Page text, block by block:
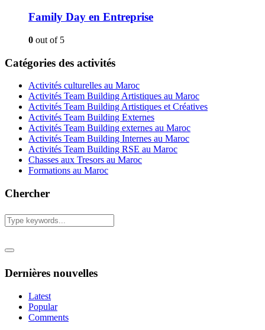
Family Day en Entreprise
0 out of 5
Catégories des activités
Activités culturelles au Maroc
Activités Team Building Artistiques au Maroc
Activités Team Building Artistiques et Créatives
Activités Team Building Externes
Activités Team Building externes au Maroc
Activités Team Building Internes au Maroc
Activités Team Building RSE au Maroc
Chasses aux Tresors au Maroc
Formations au Maroc
Chercher
Dernières nouvelles
Latest
Popular
Comments